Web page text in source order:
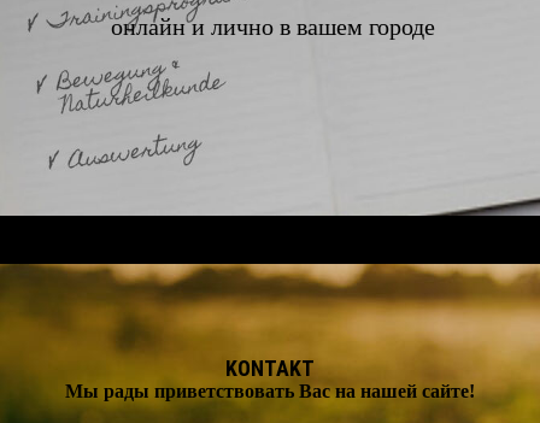
онлайн и лично в вашем городе
KONTAKT
Мы рады приветствовать Вас на нашей сайте!